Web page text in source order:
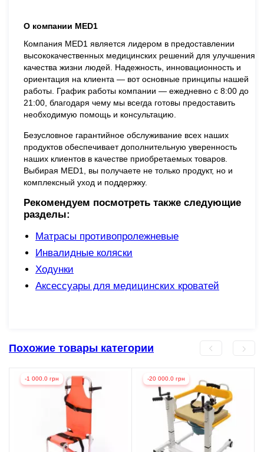
О компании MED1
Компания MED1 является лидером в предоставлении
высококачественных медицинских решений для улучшения
качества жизни людей. Надежность, инновационность и
ориентация на клиента — вот основные принципы нашей
работы. График работы компании — ежедневно с 8:00 до
21:00, благодаря чему мы всегда готовы предоставить
необходимую помощь и консультацию.
Безусловное гарантийное обслуживание всех наших
продуктов обеспечивает дополнительную уверенность
наших клиентов в качестве приобретаемых товаров.
Выбирая MED1, вы получаете не только продукт, но и
комплексный уход и поддержку.
Рекомендуем посмотреть также следующие
разделы:
Матрасы противопролежневые
Инвалидные коляски
Ходунки
Аксессуары для медицинских кроватей
Похожие товары категории
-1 000.0 грн -20 000.0 грн